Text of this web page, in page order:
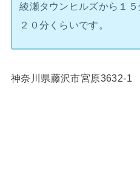
綾瀬タウンヒルズから１
２０分くらいです。
神奈川県藤沢市宮原3632-1